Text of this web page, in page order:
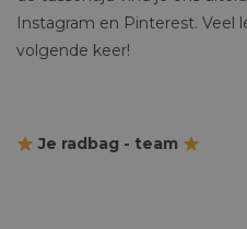
Instagram en Pinterest. Veel
volgende keer!
Je radbag - team